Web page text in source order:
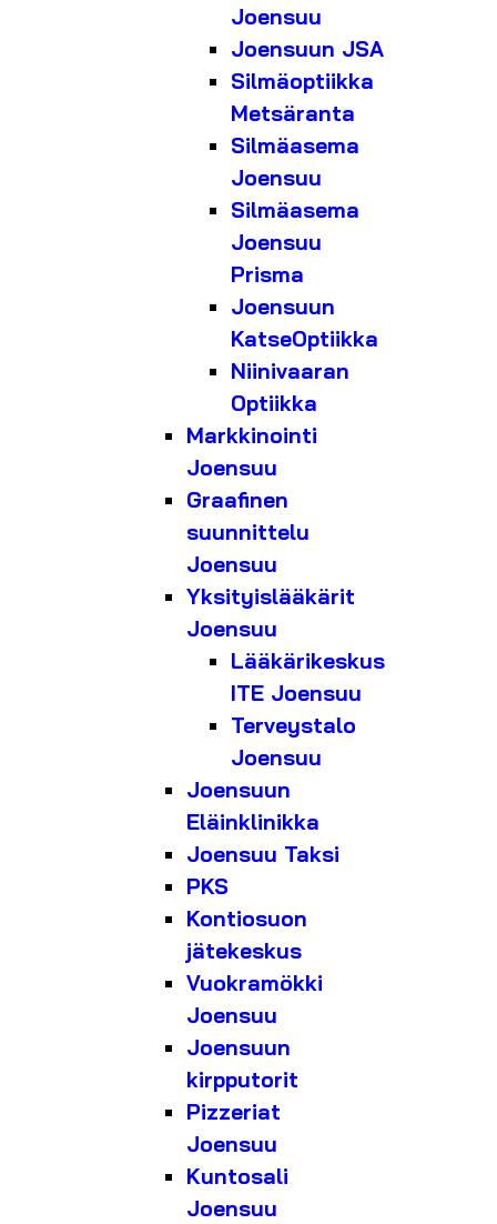
Joensuu
Joensuun JSA
Silmäoptiikka
Metsäranta
Silmäasema
Joensuu
Silmäasema
Joensuu
Prisma
Joensuun
KatseOptiikka
Niinivaaran
Optiikka
Markkinointi
Joensuu
Graafinen
suunnittelu
Joensuu
Yksityislääkärit
Joensuu
Lääkärikeskus
ITE Joensuu
Terveystalo
Joensuu
Joensuun
Eläinklinikka
Joensuu Taksi
PKS
Kontiosuon
jätekeskus
Vuokramökki
Joensuu
Joensuun
kirpputorit
Pizzeriat
Joensuu
Kuntosali
Joensuu